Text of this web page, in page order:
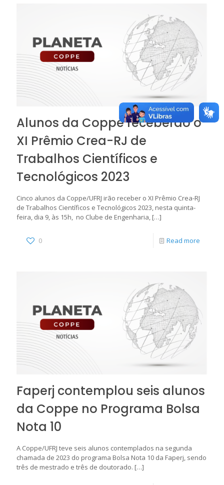
Alunos da Coppe receberão o
XI Prêmio Crea-RJ de
Trabalhos Científicos e
Tecnológicos 2023
Cinco alunos da Coppe/UFRJ irão receber o XI Prêmio Crea-RJ
de Trabalhos Científicos e Tecnológicos 2023, nesta quinta-
feira, dia 9, às 15h, no Clube de Engenharia, […]
0 Read more
Faperj contemplou seis alunos
da Coppe no Programa Bolsa
Nota 10
A Coppe/UFRJ teve seis alunos contemplados na segunda
chamada de 2023 do programa Bolsa Nota 10 da Faperj, sendo
três de mestrado e três de doutorado. […]